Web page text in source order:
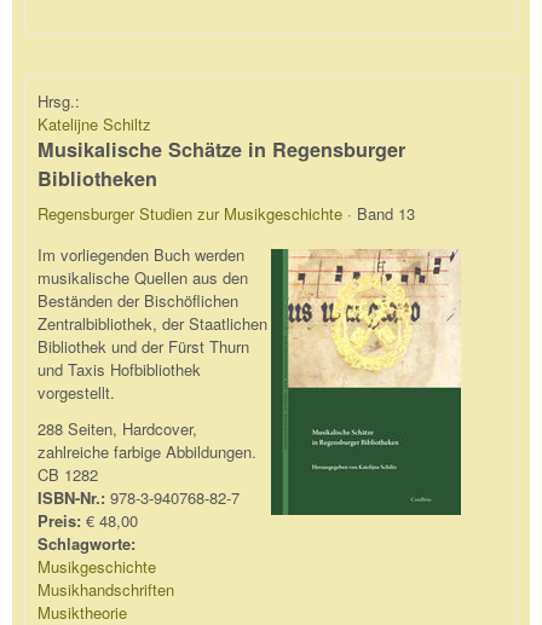
Hrsg.:
Katelijne Schiltz
Musikalische Schätze in Regensburger
Bibliotheken
Regensburger Studien zur Musikgeschichte · Band 13
Im vorliegenden Buch werden
musikalische Quellen aus den
Beständen der Bischöflichen
Zentralbibliothek, der Staatlichen
Bibliothek und der Fürst Thurn
und Taxis Hofbibliothek
vorgestellt.
288 Seiten, Hardcover,
zahlreiche farbige Abbildungen.
CB 1282
ISBN-Nr.: 978-3-940768-82-7
Preis: € 48,00
Schlagworte:
Musikgeschichte
Musikhandschriften
Musiktheorie